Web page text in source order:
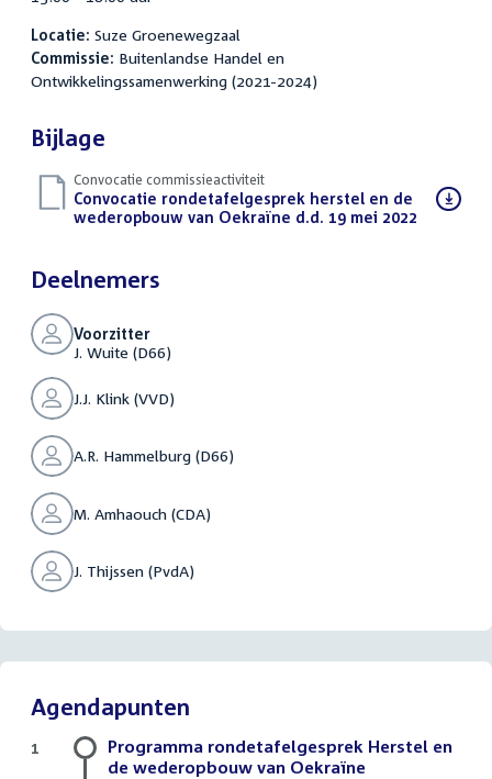
Locatie: Suze Groenewegzaal
Commissie: Buitenlandse Handel en
Ontwikkelingssamenwerking (2021-2024)
Bijlage
Convocatie commissieactiviteit
Download
bestand:
Convocatie rondetafelgesprek herstel en de
wederopbouw van Oekraïne d.d. 19 mei 2022 (PDF)
Deelnemers
Voorzitter
J. Wuite (D66)
J.J. Klink (VVD)
A.R. Hammelburg (D66)
M. Amhaouch (CDA)
J. Thijssen (PvdA)
Agendapunten
Programma rondetafelgesprek Herstel en
de wederopbouw van Oekraïne
1